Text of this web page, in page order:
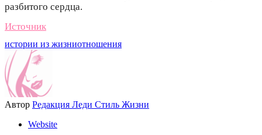
разбитого сердца.
Источник
истории из жизниотношения
Автор Редакция Леди Стиль Жизни
Website